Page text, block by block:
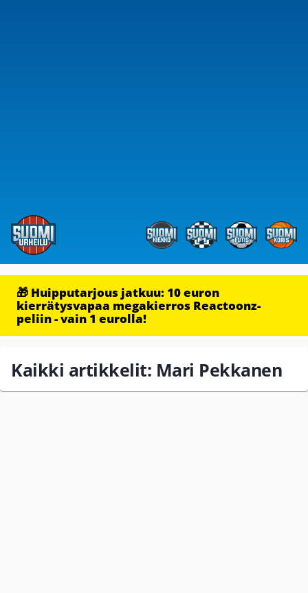
🎁 Huipputarjous jatkuu: 10 euron
kierrätysvapaa megakierros Reactoonz-
peliin - vain 1 eurolla!
Kaikki artikkelit: Mari Pekkanen